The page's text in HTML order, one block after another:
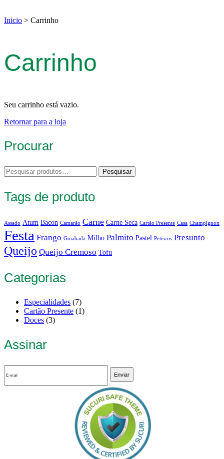
Inicio > Carrinho
Carrinho
Seu carrinho está vazio.
Retornar para a loja
Procurar
Pesquisar
por:
Pesquisar
Tags de produto
Assado Atum Bacon Camarão Carne Carne Seca Cartão Presente Casa Champignon
Festa Frango Goiabada Milho Palmito Pastel Petiscos Presunto
Queijo Queijo Cremoso Tofu
Categorias
Especialidades (7)
Cartão Presente (1)
Doces (3)
Assinar